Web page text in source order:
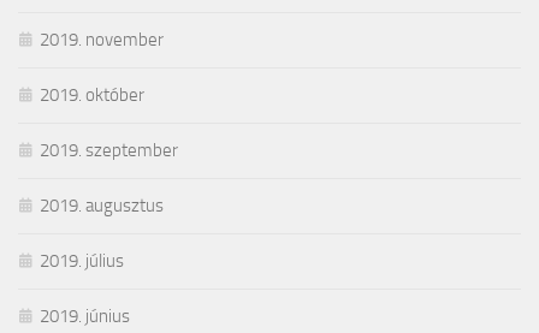
2019. november
2019. október
2019. szeptember
2019. augusztus
2019. július
2019. június